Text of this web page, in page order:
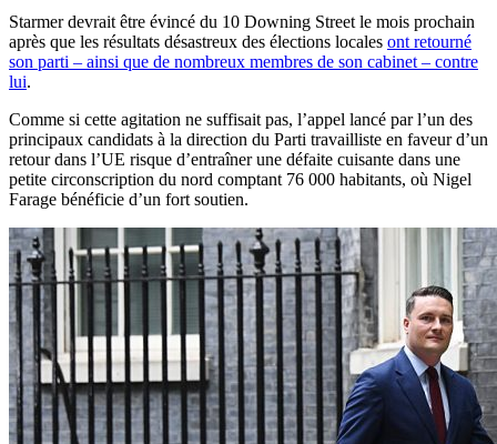
Starmer devrait être évincé du 10 Downing Street le mois prochain
après que les résultats désastreux des élections locales ont retourné
son parti – ainsi que de nombreux membres de son cabinet – contre
lui.
Comme si cette agitation ne suffisait pas, l’appel lancé par l’un des
principaux candidats à la direction du Parti travailliste en faveur d’un
retour dans l’UE risque d’entraîner une défaite cuisante dans une
petite circonscription du nord comptant 76 000 habitants, où Nigel
Farage bénéficie d’un fort soutien.